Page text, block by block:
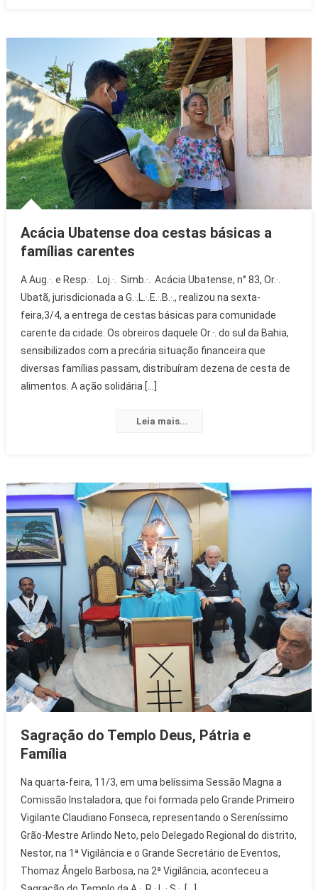
Acácia Ubatense doa cestas básicas a
famílias carentes
A Aug.·. e Resp.·. Loj.·. Simb.·. Acácia Ubatense, n° 83, Or.·.
Ubatã, jurisdicionada a G.·.L.·.E.·.B.·., realizou na sexta-
feira,3/4, a entrega de cestas básicas para comunidade
carente da cidade. Os obreiros daquele Or.·. do sul da Bahia,
sensibilizados com a precária situação financeira que
diversas famílias passam, distribuíram dezena de cesta de
alimentos. A ação solidária […]
Leia mais...
Sagração do Templo Deus, Pátria e
Família
Na quarta-feira, 11/3, em uma belíssima Sessão Magna a
Comissão Instaladora, que foi formada pelo Grande Primeiro
Vigilante Claudiano Fonseca, representando o Sereníssimo
Grão-Mestre Arlindo Neto, pelo Delegado Regional do distrito,
Nestor, na 1ª Vigilância e o Grande Secretário de Eventos,
Thomaz Ângelo Barbosa, na 2ª Vigilância, aconteceu a